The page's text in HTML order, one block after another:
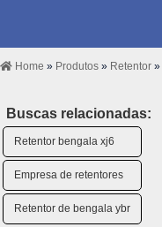
Home » Produtos » Retentor »
Buscas relacionadas:
Retentor bengala xj6
Empresa de retentores
Retentor de bengala ybr